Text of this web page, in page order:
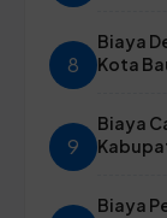
8
Biaya
Kota
9
Biaya
Biaya